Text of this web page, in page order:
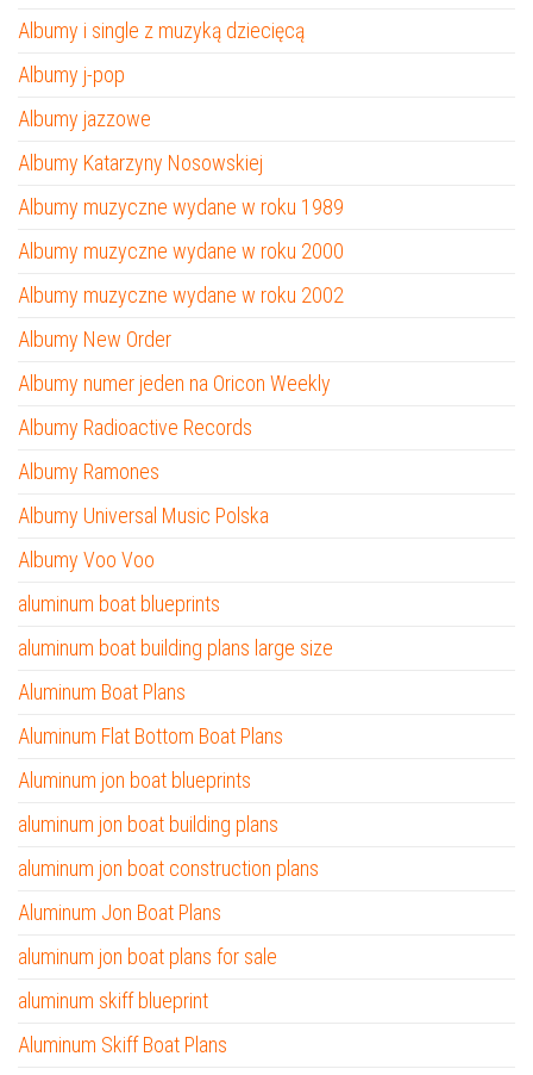
Albumy i single z muzyką dziecięcą
Albumy j-pop
Albumy jazzowe
Albumy Katarzyny Nosowskiej
Albumy muzyczne wydane w roku 1989
Albumy muzyczne wydane w roku 2000
Albumy muzyczne wydane w roku 2002
Albumy New Order
Albumy numer jeden na Oricon Weekly
Albumy Radioactive Records
Albumy Ramones
Albumy Universal Music Polska
Albumy Voo Voo
aluminum boat blueprints
aluminum boat building plans large size
Aluminum Boat Plans
Aluminum Flat Bottom Boat Plans
Aluminum jon boat blueprints
aluminum jon boat building plans
aluminum jon boat construction plans
Aluminum Jon Boat Plans
aluminum jon boat plans for sale
aluminum skiff blueprint
Aluminum Skiff Boat Plans